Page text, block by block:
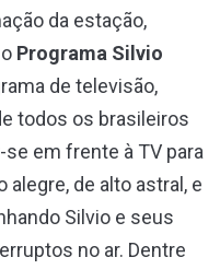
da estação,
Programa Silvio
de televisão,
todos os brasileiros
em frente à TV para
de alto astral, e
Silvio e seus
no ar. Dentre